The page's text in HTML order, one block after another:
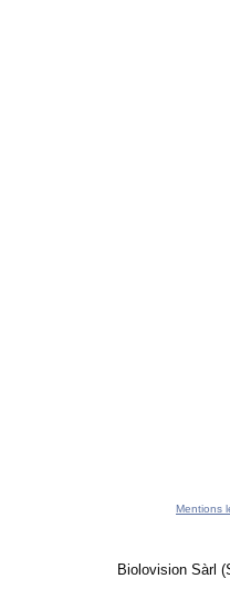
Mentions
Biolovision Sàrl